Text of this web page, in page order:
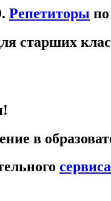
Репетиторы
старших
в